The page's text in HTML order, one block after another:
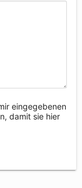
eingegebenen
damit sie hier